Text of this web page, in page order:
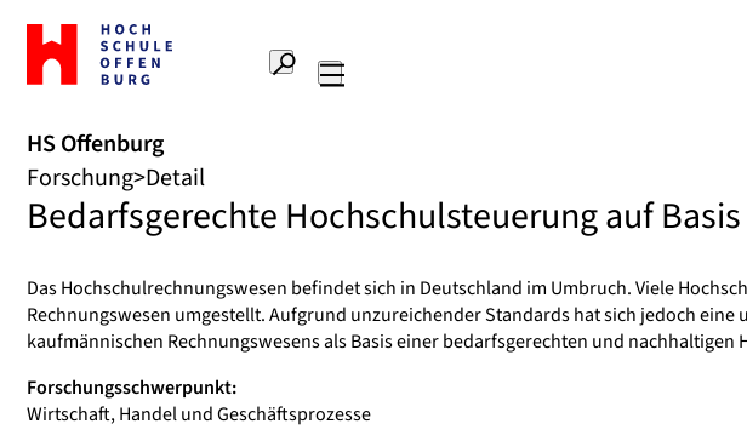
Zur
Startseite
Hochschule
Suche
HS Offenburg
Forschung Detail
Bedarfsgerechte Hochschulsteuerung auf
Das Hochschulrechnungswesen befindet sich in Deutschland im Umbruch. Viele
Rechnungswesen umgestellt. Aufgrund unzureichender Standards hat sich jedoch
kaufmännischen Rechnungswesens als Basis einer bedarfsgerechten und
Forschungsschwerpunkt:
Wirtschaft, Handel und Geschäftsprozesse